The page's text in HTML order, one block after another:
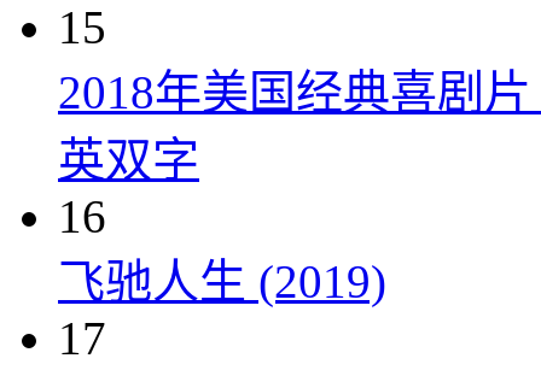
15
2018年美国经典喜剧
英双字
16
飞驰人生 (2019)
17